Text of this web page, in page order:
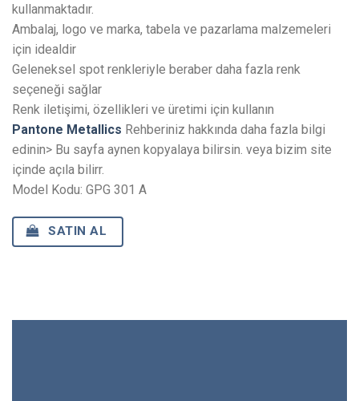
kullanmaktadır.
Ambalaj, logo ve marka, tabela ve pazarlama malzemeleri
için idealdir
Geleneksel spot renkleriyle beraber daha fazla renk
seçeneği sağlar
Renk iletişimi, özellikleri ve üretimi için kullanın
Pantone Metallics Rehberiniz hakkında daha fazla bilgi
edinin> Bu sayfa aynen kopyalaya bilirsin. veya bizim site
içinde açıla bilirr.
Model Kodu: GPG 301 A
SATIN AL